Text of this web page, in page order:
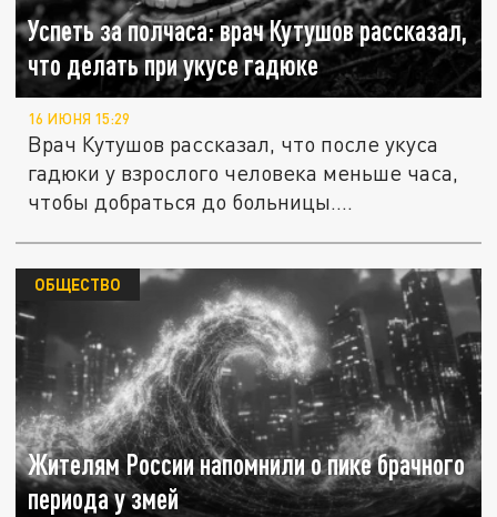
Успеть за полчаса: врач Кутушов рассказал,
что делать при укусе гадюке
16 ИЮНЯ 15:29
Врач Кутушов рассказал, что после укуса
гадюки у взрослого человека меньше часа,
чтобы добраться до больницы....
Жителям России напомнили о пике брачного
периода у змей
ОБЩЕСТВО